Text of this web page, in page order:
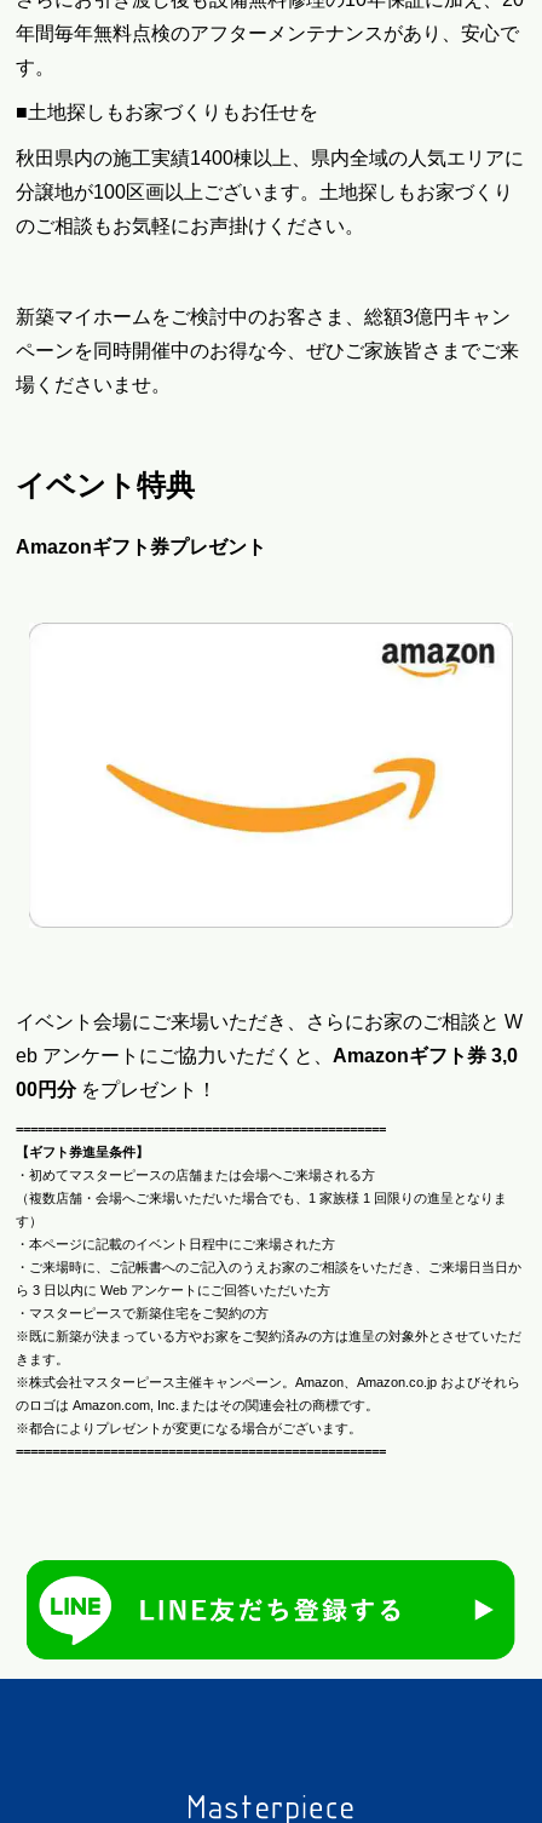
年間毎年無料点検のアフターメンテナンスがあり、安心で
す。
■土地探しもお家づくりもお任せを
秋田県内の施工実績1400棟以上、県内全域の人気エリアに
分譲地が100区画以上ございます。土地探しもお家づくり
のご相談もお気軽にお声掛けください。
新築マイホームをご検討中のお客さま、総額3億円キャン
ペーンを同時開催中のお得な今、ぜひご家族皆さまでご来
場くださいませ。
イベント特典
Amazonギフト券プレゼント
イベント会場にご来場いただき、さらにお家のご相談と W
eb アンケートにご協力いただくと、Amazonギフト券3,0
00円分 をプレゼント！
===================================================
【ギフト券進呈条件】
・初めてマスターピースの店舗または会場へご来場される方
（複数店舗・会場へご来場いただいた場合でも、1 家族様 1 回限りの進呈となりま
す）
・本ページに記載のイベント日程中にご来場された方
・ご来場時に、ご記帳書へのご記入のうえお家のご相談をいただき、ご来場日当日か
ら 3 日以内に Web アンケートにご回答いただいた方
・マスターピースで新築住宅をご契約の方
※既に新築が決まっている方やお家をご契約済みの方は進呈の対象外とさせていただ
きます。
※株式会社マスターピース主催キャンペーン。Amazon、Amazon.co.jp およびそれら
のロゴは Amazon.com, Inc.またはその関連会社の商標です。
※都合によりプレゼントが変更になる場合がございます。
===================================================